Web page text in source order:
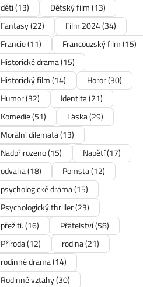
děti(13) Dětský film(13)
Fantasy(22) Film 2024(34)
Francie(11) Francouzský film(15)
Historické drama(15)
Historický film(14) Horor(30)
Humor(32) Identita(21)
Komedie(51) Láska(29)
Morální dilemata(13)
Nadpřirozeno(15) Napětí(17)
odvaha(18) Pomsta(12)
psychologické drama(15)
Psychologický thriller(23)
přežití.(16) Přátelství(58)
Příroda(12) rodina(21)
rodinné drama(14)
Rodinné vztahy(30)